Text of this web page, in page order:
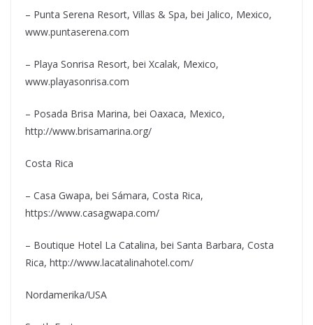
– Punta Serena Resort, Villas & Spa, bei Jalico, Mexico,
www.puntaserena.com
– Playa Sonrisa Resort, bei Xcalak, Mexico,
www.playasonrisa.com
– Posada Brisa Marina, bei Oaxaca, Mexico,
http://www.brisamarina.org/
Costa Rica
– Casa Gwapa, bei Sámara, Costa Rica,
https://www.casagwapa.com/
– Boutique Hotel La Catalina, bei Santa Barbara, Costa
Rica, http://www.lacatalinahotel.com/
Nordamerika/USA